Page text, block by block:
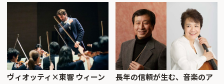
ヴィオッティ×東響 ウィーン
長年の信頼が生む、音楽のア